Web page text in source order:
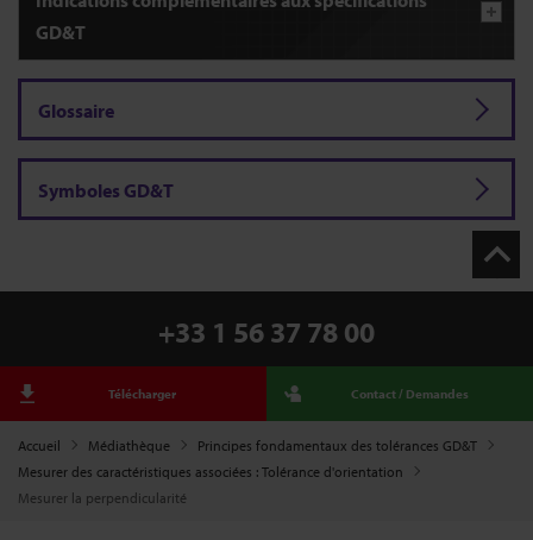
Accueil Médiathèque
Principes fondamentaux des tolérances GD&T
Mesurer des caractéristiques associées : Tolérance d'orientation
Mesurer la perpendicularité
GD&T
Glossaire
Symboles GD&T
+33 1 56 37 78 00
Télécharger Contact / Demandes